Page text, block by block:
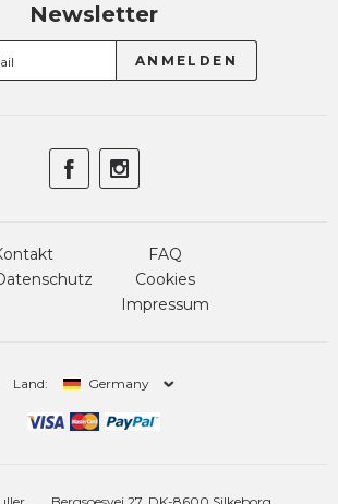
Newsletter
FAQ
Cookies
Impressum
Land: Germany